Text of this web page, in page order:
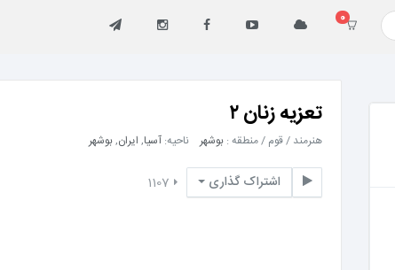
0
تعزیه زنان ۲
هنرمند / قوم / منطقه : بوشهر ناحیه: آسیا, ایران,بوشهر
اشتراک گذاری 1107